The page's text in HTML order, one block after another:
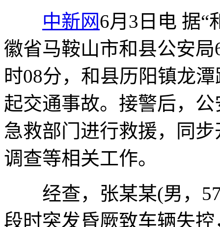
中新网6月3日电 据“
徽省马鞍山市和县公安
时08分，和县历阳镇龙
起交通事故。接警后，
急救部门进行救援，同
调查等相关工作。
经查，张某某(男，57
段时突发昏厥致车辆失